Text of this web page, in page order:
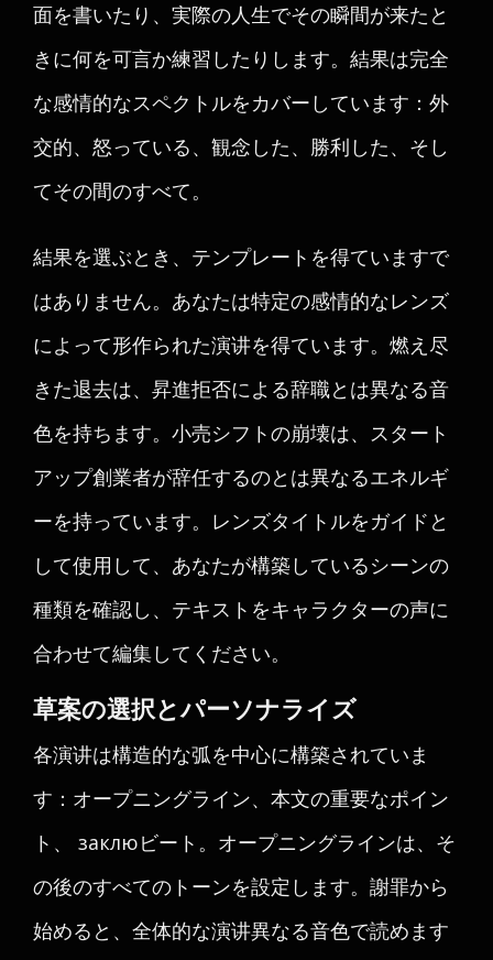
面を書いたり、実際の人生でその瞬間が来たと
きに何を可言か練習したりします。結果は完全
な感情的なスペクトルをカバーしています：外
交的、怒っている、観念した、勝利した、そし
てその間のすべて。
結果を選ぶとき、テンプレートを得ていますで
はありません。あなたは特定の感情的なレンズ
によって形作られた演讲を得ています。燃え尽
きた退去は、昇進拒否による辞職とは異なる音
色を持ちます。小売シフトの崩壊は、スタート
アップ創業者が辞任するのとは異なるエネルギ
ーを持っています。レンズタイトルをガイドと
して使用して、あなたが構築しているシーンの
種類を確認し、テキストをキャラクターの声に
合わせて編集してください。
草案の選択とパーソナライズ
各演讲は構造的な弧を中心に構築されていま
す：オープニングライン、本文の重要なポイン
ト、 заклюビート。オープニングラインは、そ
の後のすべてのトーンを設定します。謝罪から
始めると、全体的な演讲異なる音色で読めます